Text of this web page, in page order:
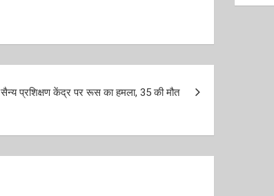
सैन्य प्रशिक्षण केंद्र पर रूस का हमला, 35 की मौत